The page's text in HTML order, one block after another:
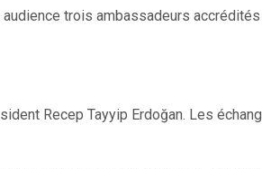
trois ambassadeurs
Recep Tayyip Erdoğan. Les